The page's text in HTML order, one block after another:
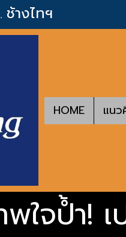
ช้างไทฯ
HOME แนว
พใจป้ำ